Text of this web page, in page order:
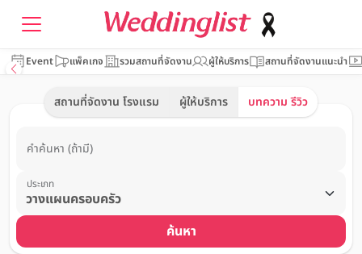
Event แพ็คเกจ รวมสถานที่จัดงาน ผู้ให้บริการ สถานที่จัดงานแนะนำ
สถานที่จัดงาน โรงแรม ผู้ให้บริการ บทความ รีวิว
คำค้นหา (ถ้ามี)
ประเภท
ค้นหา